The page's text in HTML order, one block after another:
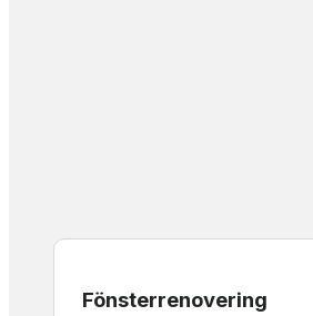
Fönsterrenovering